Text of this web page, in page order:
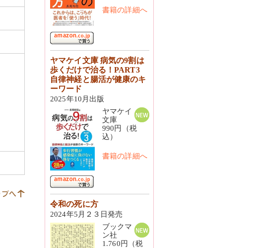
書籍の詳細へ
ヤマケイ文庫 病気の9割は
歩くだけで治る！PART3
自律神経と腸活が健康のキ
ーワード
2025年10月出版
ヤマケイ
文庫
990円（税
込）
書籍の詳細へ
令和の死に方
2024年5月２３日発売
ブックマ
ン社
1.760円（税